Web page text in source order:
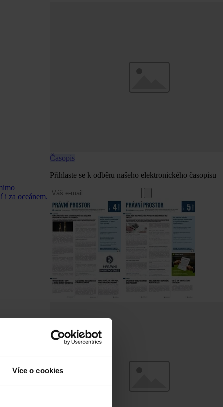
Více o cookies
i za oceánem.
Časopis
Přihlaste se k odběru našeho elektronického časopisu